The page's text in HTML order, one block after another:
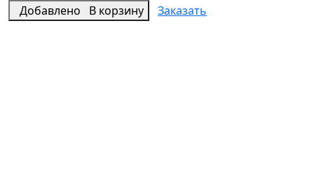
Добавлено
В корзину Заказать